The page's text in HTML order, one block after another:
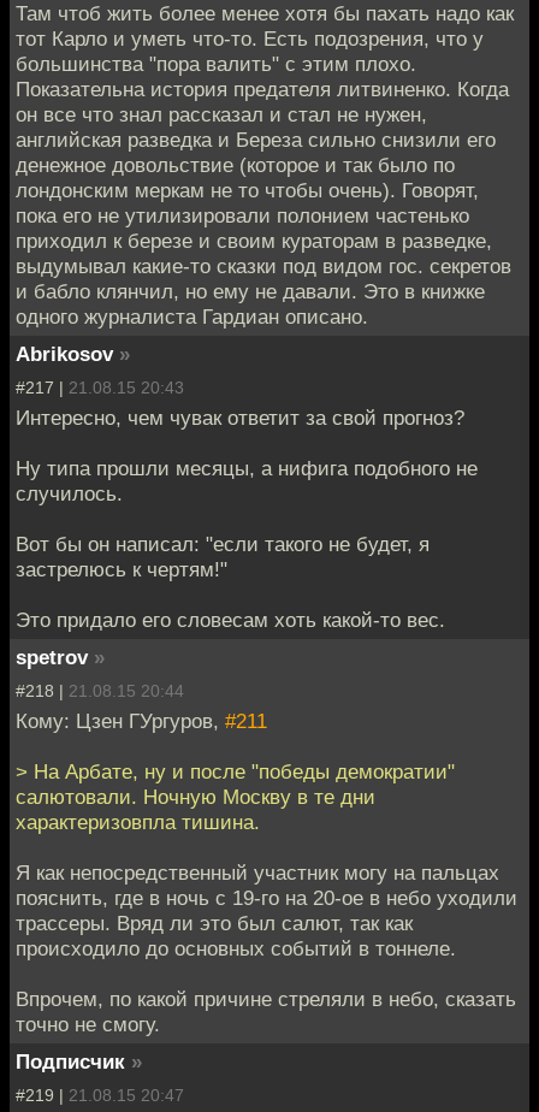
Там чтоб жить более менее хотя бы пахать надо как
тот Карло и уметь что-то. Есть подозрения, что у
большинства "пора валить" с этим плохо.
Показательна история предателя литвиненко. Когда
он все что знал рассказал и стал не нужен,
английская разведка и Береза сильно снизили его
денежное довольствие (которое и так было по
лондонским меркам не то чтобы очень). Говорят,
пока его не утилизировали полонием частенько
приходил к березе и своим кураторам в разведке,
выдумывал какие-то сказки под видом гос. секретов
и бабло клянчил, но ему не давали. Это в книжке
одного журналиста Гардиан описано.
Abrikosov »
#217 | 21.08.15 20:43
Интересно, чем чувак ответит за свой прогноз?
Ну типа прошли месяцы, а нифига подобного не
случилось.
Вот бы он написал: "если такого не будет, я
застрелюсь к чертям!"
Это придало его словесам хоть какой-то вес.
spetrov »
#218 | 21.08.15 20:44
Кому: Цзен ГУргуров, #211
> На Арбате, ну и после "победы демократии"
салютовали. Ночную Москву в те дни
характеризовпла тишина.
Я как непосредственный участник могу на пальцах
пояснить, где в ночь с 19-го на 20-ое в небо уходили
трассеры. Вряд ли это был салют, так как
происходило до основных событий в тоннеле.
Впрочем, по какой причине стреляли в небо, сказать
точно не смогу.
Подписчик »
#219 | 21.08.15 20:47